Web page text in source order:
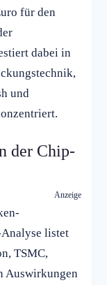
für den
dabei in
und
der Chip-
Anzeige
listet
TSMC,
Auswirkungen